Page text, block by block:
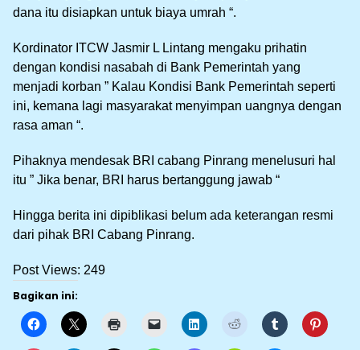
dana itu disiapkan untuk biaya umrah “.
Kordinator ITCW Jasmir L Lintang mengaku prihatin
dengan kondisi nasabah di Bank Pemerintah yang
menjadi korban ” Kalau Kondisi Bank Pemerintah seperti
ini, kemana lagi masyarakat menyimpan uangnya dengan
rasa aman “.
Pihaknya mendesak BRI cabang Pinrang menelusuri hal
itu ” Jika benar, BRI harus bertanggung jawab “
Hingga berita ini dipiblikasi belum ada keterangan resmi
dari pihak BRI Cabang Pinrang.
Post Views: 249
Bagikan ini: